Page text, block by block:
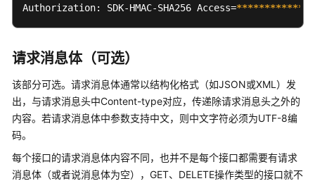
源
持
域
系
权
限
Authorization: SDK-HMAC-SHA256 Access=************
请求消息体（可选）
该部分可选。请求消息体通常以结构化格式（如JSON或XML）发
出，与请求消息头中Content-type对应，传递除请求消息头之外的
内容。若请求消息体中参数支持中文，则中文字符必须为UTF-8编
码。
每个接口的请求消息体内容不同，也并不是每个接口都需要有请求
消息体（或者说消息体为空），GET、DELETE操作类型的接口就不